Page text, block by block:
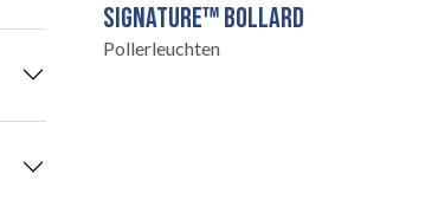
SIGNATURE™ BOLLARD
Pollerleuchten